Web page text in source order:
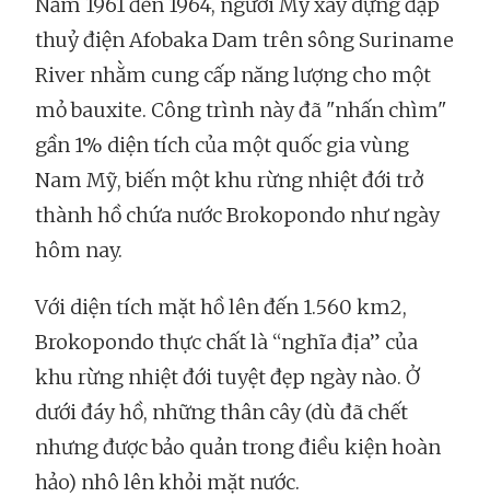
thuỷ điện Afobaka Dam trên sông Suriname
River nhằm cung cấp năng lượng cho một
mỏ bauxite. Công trình này đã "nhấn chìm"
gần 1% diện tích của một quốc gia vùng
Nam Mỹ, biến một khu rừng nhiệt đới trở
thành hồ chứa nước Brokopondo như ngày
hôm nay.
Với diện tích mặt hồ lên đến 1.560 km2,
Brokopondo thực chất là “nghĩa địa” của
khu rừng nhiệt đới tuyệt đẹp ngày nào. Ở
dưới đáy hồ, những thân cây (dù đã chết
nhưng được bảo quản trong điều kiện hoàn
hảo) nhô lên khỏi mặt nước.